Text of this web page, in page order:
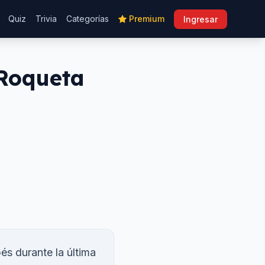
Quiz Trivia Categorías Premium Ingresar
durante la última